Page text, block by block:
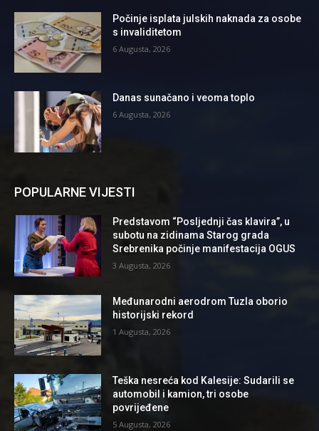
Počinje isplata julskih naknada za osobe
s invaliditetom
6 Augusta, 2026
Danas sunačano i veoma toplo
6 Augusta, 2026
POPULARNE VIJESTI
Predstavom “Posljednji čas klavira”, u
subotu na zidinama Starog grada
Srebrenika počinje manifestacija OGUS
3 Augusta, 2026
Međunarodni aerodrom Tuzla oborio
historijski rekord
1 Augusta, 2026
Teška nesreća kod Kalesije: Sudarili se
automobil i kamion, tri osobe
povrijeđene
5 Augusta, 2026